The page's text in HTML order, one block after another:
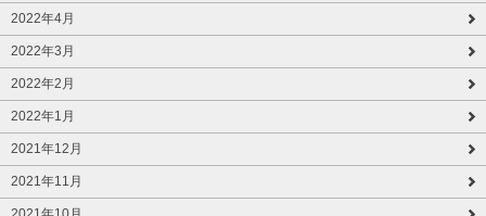
2022年4月
2022年3月
2022年2月
2022年1月
2021年12月
2021年11月